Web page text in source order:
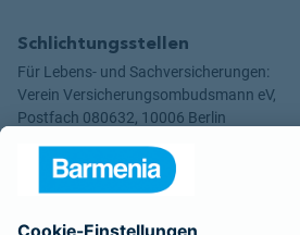
Schlichtungsstellen
Für Lebens- und Sachversicherungen:
Verein Versicherungsombudsmann eV,
Postfach 080632, 10006 Berlin
Für private Krankenversicherungen:
Ombudsmann für private Kranken- /